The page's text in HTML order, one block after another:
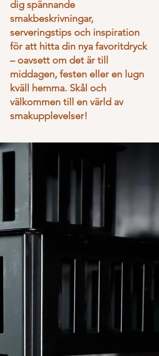
dig spännande
smakbeskrivningar,
serveringstips och inspiration
för att hitta din nya favoritdryck
– oavsett om det är till
middagen, festen eller en lugn
kväll hemma. Skål och
välkommen till en värld av
smakupplevelser!